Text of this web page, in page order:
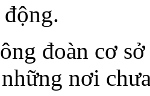
đoàn cơ
nơi